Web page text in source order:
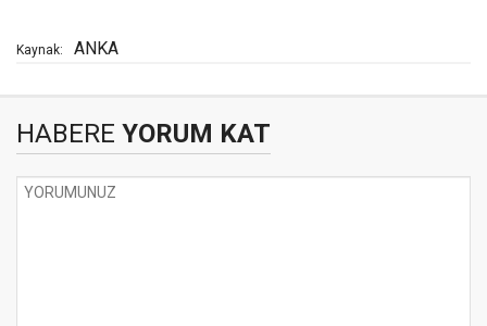
Kaynak: ANKA
HABERE YORUM KAT